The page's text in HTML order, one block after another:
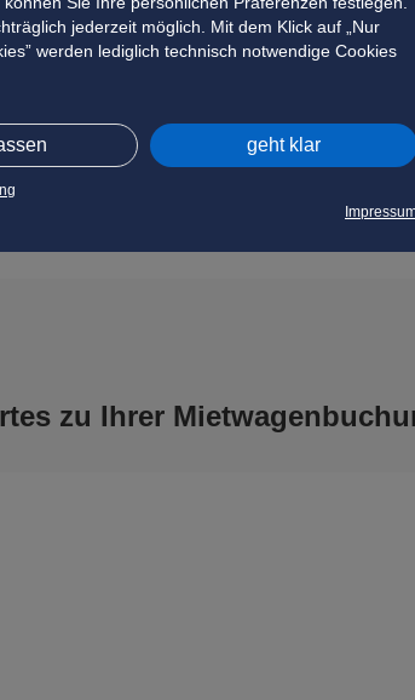
jederzeit möglich. Mit dem Klick auf „Nur
werden lediglich technisch notwendige Cookies
geht klar
zu Ihrer